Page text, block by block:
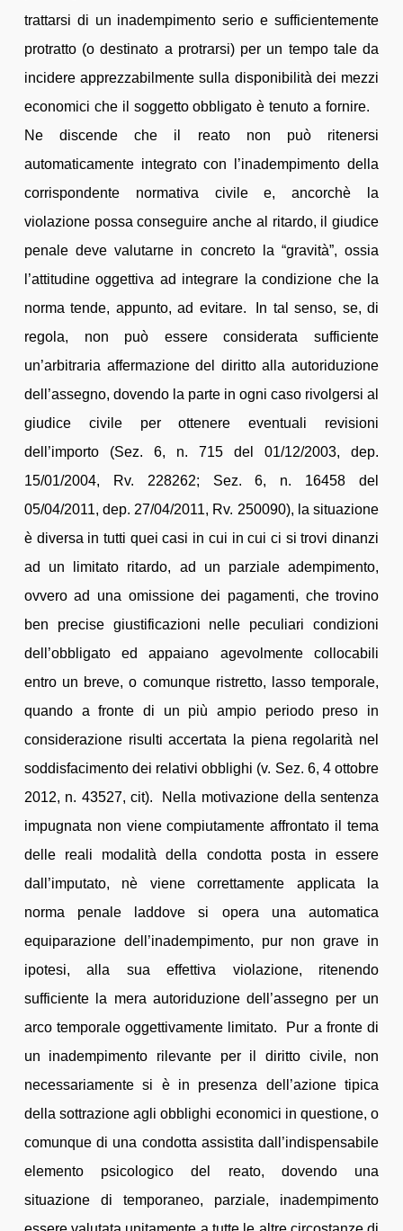
trattarsi di un inadempimento serio e sufficientemente
protratto (o destinato a protrarsi) per un tempo tale da
incidere apprezzabilmente sulla disponibilità dei mezzi
economici che il soggetto obbligato è tenuto a fornire.
Ne discende che il reato non può ritenersi
automaticamente integrato con l’inadempimento della
corrispondente normativa civile e, ancorchè la
violazione possa conseguire anche al ritardo, il giudice
penale deve valutarne in concreto la “gravità”, ossia
l’attitudine oggettiva ad integrare la condizione che la
norma tende, appunto, ad evitare. In tal senso, se, di
regola, non può essere considerata sufficiente
un’arbitraria affermazione del diritto alla autoriduzione
dell’assegno, dovendo la parte in ogni caso rivolgersi al
giudice civile per ottenere eventuali revisioni
dell’importo (Sez. 6, n. 715 del 01/12/2003, dep.
15/01/2004, Rv. 228262; Sez. 6, n. 16458 del
05/04/2011, dep. 27/04/2011, Rv. 250090), la situazione
è diversa in tutti quei casi in cui in cui ci si trovi dinanzi
ad un limitato ritardo, ad un parziale adempimento,
ovvero ad una omissione dei pagamenti, che trovino
ben precise giustificazioni nelle peculiari condizioni
dell’obbligato ed appaiano agevolmente collocabili
entro un breve, o comunque ristretto, lasso temporale,
quando a fronte di un più ampio periodo preso in
considerazione risulti accertata la piena regolarità nel
soddisfacimento dei relativi obblighi (v. Sez. 6, 4 ottobre
2012, n. 43527, cit). Nella motivazione della sentenza
impugnata non viene compiutamente affrontato il tema
delle reali modalità della condotta posta in essere
dall’imputato, nè viene correttamente applicata la
norma penale laddove si opera una automatica
equiparazione dell’inadempimento, pur non grave in
ipotesi, alla sua effettiva violazione, ritenendo
sufficiente la mera autoriduzione dell’assegno per un
arco temporale oggettivamente limitato. Pur a fronte di
un inadempimento rilevante per il diritto civile, non
necessariamente si è in presenza dell’azione tipica
della sottrazione agli obblighi economici in questione, o
comunque di una condotta assistita dall’indispensabile
elemento psicologico del reato, dovendo una
situazione di temporaneo, parziale, inadempimento